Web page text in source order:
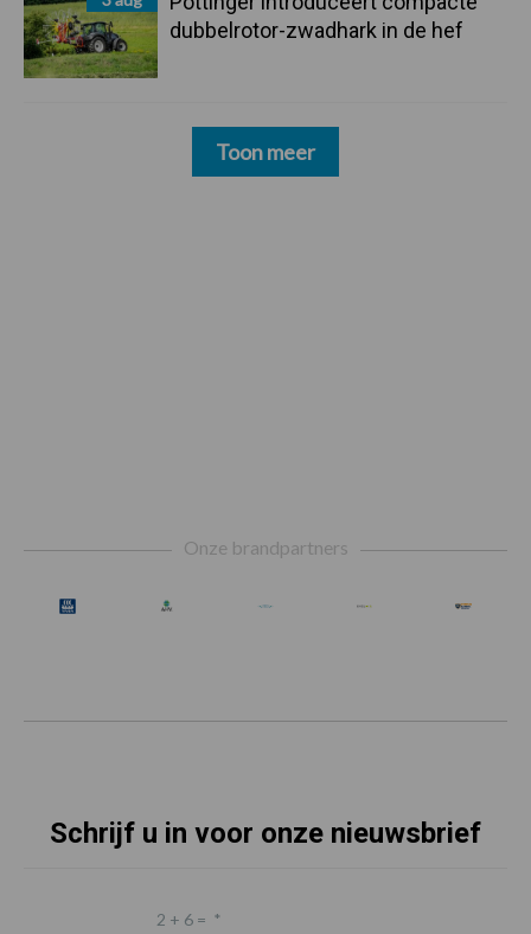
dubbelrotor-zwadhark in de hef
Toon meer
Onze brandpartners
Schrijf u in voor onze nieuwsbrief
2 + 6 = *